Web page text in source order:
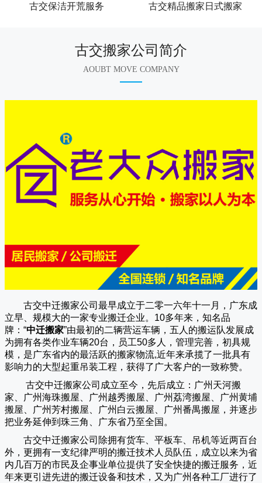
古交保洁开荒服务 古交精品搬家日式搬家
古交搬家公司简介
AOUBT MOVE COMPANY
古交中迁搬家公司 最早成立于二零一六年十一月，广东成
立早、规模大的一家专业搬迁企业。10多年来，知名品
牌：“中迁搬家”由最初的二辆营运车辆，五人的搬运队发展成
为拥有各类作业车辆20台，员工50多人，管理完善，初具规
模，是广东省内的最活跃的搬家物流,近年来承揽了一批具有
影响力的大型起重吊装工程，获得了广大客户的一致称赞。
古交中迁搬家公司成立至今，先后成立：广州天河搬
家、广州海珠搬屋、广州越秀搬屋、广州荔湾搬屋、广州黄埔
搬屋、广州芳村搬屋、广州白云搬屋、广州番禺搬屋，并逐步
把业务延伸到珠三角、广东省乃至全国。
古交中迁搬家公司除拥有货车、平板车、吊机等近两百台
外，更拥有一支纪律严明的搬迁技术人员队伍，成立以来为省
内几百万的市民及企事业单位提供了安全快捷的搬迁服务，近
年来更引进先进的搬迁设备和技术，又为广州各种工厂进行了